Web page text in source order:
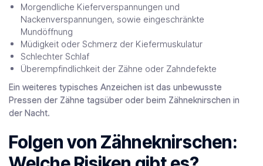
Morgendliche Kieferverspannungen und
Nackenverspannungen, sowie eingeschränkte
Mundöffnung
Müdigkeit oder Schmerz der Kiefermuskulatur
Schlechter Schlaf
Überempfindlichkeit der Zähne oder Zahndefekte
Ein weiteres typisches Anzeichen ist das unbewusste
Pressen der Zähne tagsüber oder beim Zähneknirschen in
der Nacht.
Folgen von Zähneknirschen: